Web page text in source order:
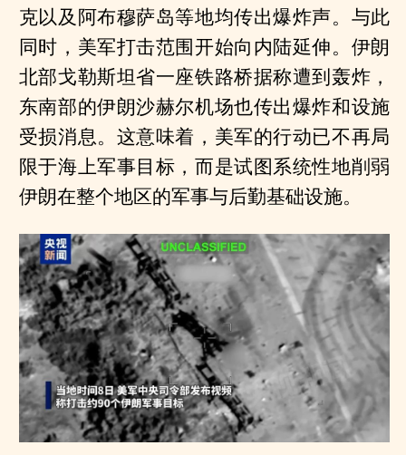
克以及阿布穆萨岛等地均传出爆炸声。与此
同时，美军打击范围开始向内陆延伸。伊朗
北部戈勒斯坦省一座铁路桥据称遭到轰炸，
东南部的伊朗沙赫尔机场也传出爆炸和设施
受损消息。这意味着，美军的行动已不再局
限于海上军事目标，而是试图系统性地削弱
伊朗在整个地区的军事与后勤基础设施。